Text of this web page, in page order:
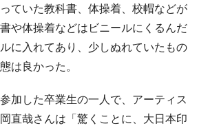
ていた教科書、体操着、校帽などが
や体操着などはビニールにくるんだ
に入れてあり、少しぬれていたもの
は良かった。
加した卒業生の一人で、アーティス
直哉さんは「驚くことに、大日本印